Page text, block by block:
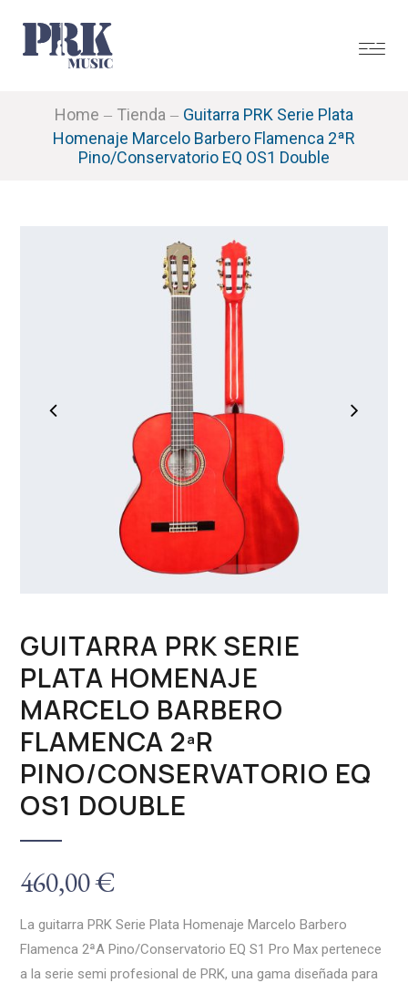
Home Tienda
Guitarra PRK Serie Plata
Homenaje Marcelo Barbero Flamenca 2ªR
Pino/Conservatorio EQ OS1 Double
GUITARRA PRK SERIE
PLATA HOMENAJE
MARCELO BARBERO
FLAMENCA 2ªR
PINO/CONSERVATORIO EQ
OS1 DOUBLE
460,00€
La guitarra PRK Serie Plata Homenaje Marcelo Barbero
Flamenca 2ªA Pino/Conservatorio EQ S1 Pro Max pertenece
a la serie semi profesional de PRK, una gama diseñada para